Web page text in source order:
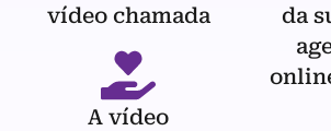
vídeo chamada
A vídeo
da